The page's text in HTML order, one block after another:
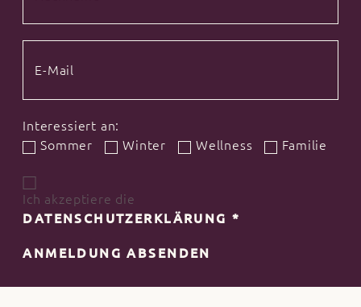
Interessiert an:
Sommer
Winter Wellness Familie
Ich akzeptiere die
DATENSCHUTZERKLÄRUNG*
ANMELDUNG ABSENDEN